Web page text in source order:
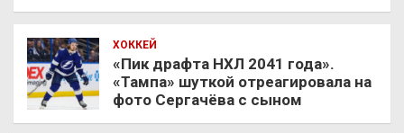
ХОККЕЙ
«Пик драфта НХЛ 2041 года».
«Тампа» шуткой отреагировала на
фото Сергачёва с сыном